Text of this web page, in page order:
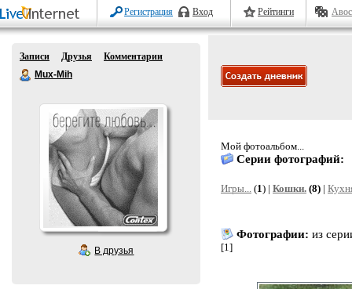
Регистрация Вход Рейтинги
Записи Друзья
Комментарии
Mux-Mih
В друзья
Мой фотоальбом...
Серии фотографий:
Игры... (1) | Кошки. (8) |
Фотографии: из
[1]